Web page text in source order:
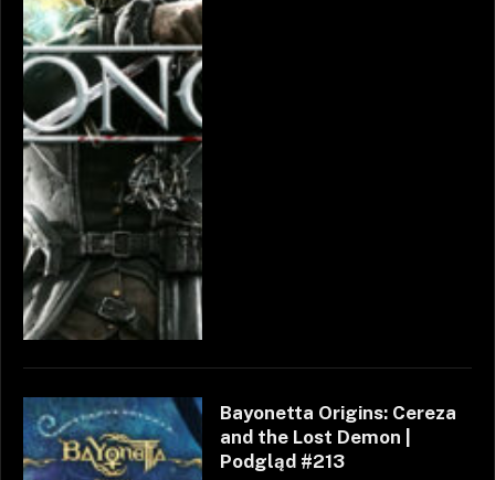
Bayonetta Origins: Cereza
and the Lost Demon |
Podgląd #213